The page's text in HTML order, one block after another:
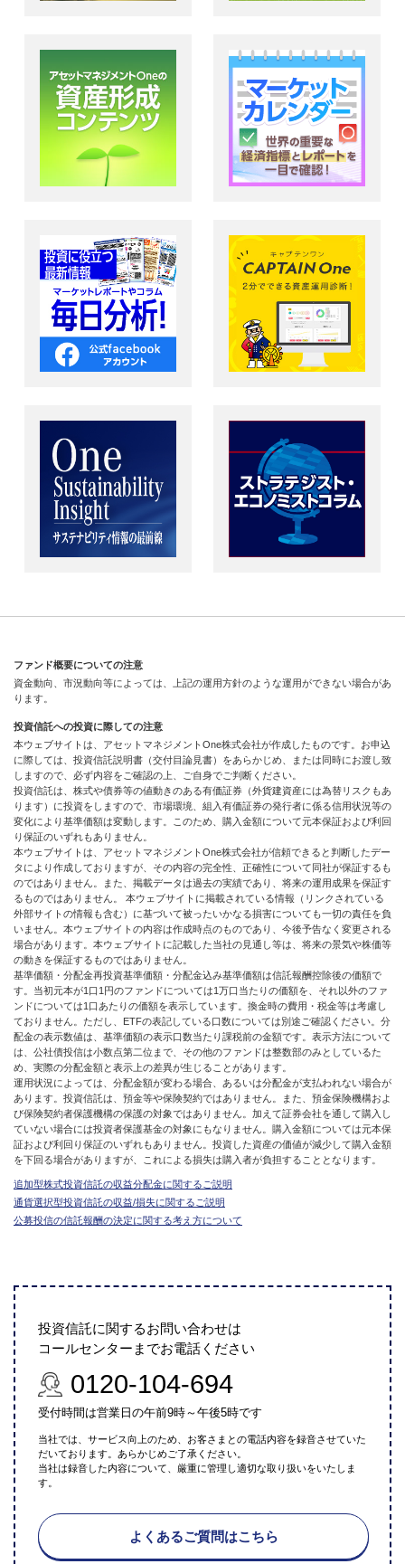
ファンド概要についての注意
資金動向、市況動向等によっては、上記の運用方針のような運用ができない場合があ
ります。
投資信託への投資に際しての注意
本ウェブサイトは、アセットマネジメントOne株式会社が作成したものです。お申込
に際しては、投資信託説明書（交付目論見書）をあらかじめ、または同時にお渡し致
しますので、必ず内容をご確認の上、ご自身でご判断ください。
投資信託は、株式や債券等の値動きのある有価証券（外貨建資産には為替リスクもあ
ります）に投資をしますので、市場環境、組入有価証券の発行者に係る信用状況等の
変化により基準価額は変動します。このため、購入金額について元本保証および利回
り保証のいずれもありません。
本ウェブサイトは、アセットマネジメントOne株式会社が信頼できると判断したデー
タにより作成しておりますが、その内容の完全性、正確性について同社が保証するも
のではありません。また、掲載データは過去の実績であり、将来の運用成果を保証す
るものではありません。 本ウェブサイトに掲載されている情報（リンクされている
外部サイトの情報も含む）に基づいて被ったいかなる損害についても一切の責任を負
いません。本ウェブサイトの内容は作成時点のものであり、今後予告なく変更される
場合があります。本ウェブサイトに記載した当社の見通し等は、将来の景気や株価等
の動きを保証するものではありません。
基準価額・分配金再投資基準価額・分配金込み基準価額は信託報酬控除後の価額で
す。当初元本が1口1円のファンドについては1万口当たりの価額を、それ以外のファ
ンドについては1口あたりの価額を表示しています。換金時の費用・税金等は考慮し
ておりません。ただし、ETFの表記している口数については別途ご確認ください。分
配金の表示数値は、基準価額の表示口数当たり課税前の金額です。表示方法について
は、公社債投信は小数点第二位まで、その他のファンドは整数部のみとしているた
め、実際の分配金額と表示上の差異が生じることがあります。
運用状況によっては、分配金額が変わる場合、あるいは分配金が支払われない場合が
あります。投資信託は、預金等や保険契約ではありません。また、預金保険機構およ
び保険契約者保護機構の保護の対象ではありません。加えて証券会社を通して購入し
ていない場合には投資者保護基金の対象にもなりません。購入金額については元本保
証および利回り保証のいずれもありません。投資した資産の価値が減少して購入金額
を下回る場合がありますが、これによる損失は購入者が負担することとなります。
追加型株式投資信託の収益分配金に関するご説明
通貨選択型投資信託の収益/損失に関するご説明
公募投信の信託報酬の決定に関する考え方について
投資信託に関するお問い合わせは
コールセンターまでお電話ください
0120-104-694
受付時間は営業日の午前9時～午後5時です
当社では、サービス向上のため、お客さまとの電話内容を録音させていた
だいております。あらかじめご了承ください。
当社は録音した内容について、厳重に管理し適切な取り扱いをいたしま
す。
よくあるご質問はこちら